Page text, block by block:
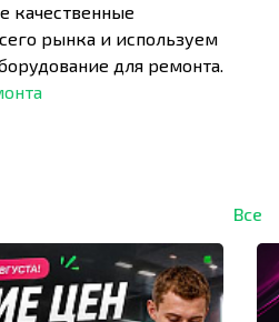
качественные
рынка и используем
для ремонта.
Все